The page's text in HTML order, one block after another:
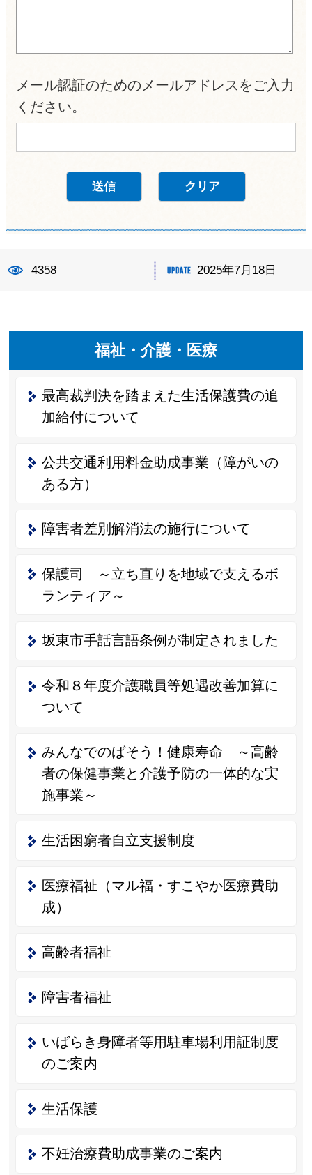
メール認証のためのメールアドレスをご入力
ください。
4358 2025年7月18日
福祉・介護・医療
最高裁判決を踏まえた生活保護費の追
加給付について
公共交通利用料金助成事業（障がいの
ある方）
障害者差別解消法の施行について
保護司 ～立ち直りを地域で支えるボ
ランティア～
坂東市手話言語条例が制定されました
令和８年度介護職員等処遇改善加算に
ついて
みんなでのばそう！健康寿命 ～高齢
者の保健事業と介護予防の一体的な実
施事業～
生活困窮者自立支援制度
医療福祉（マル福・すこやか医療費助
成）
高齢者福祉
障害者福祉
いばらき身障者等用駐車場利用証制度
のご案内
生活保護
不妊治療費助成事業のご案内